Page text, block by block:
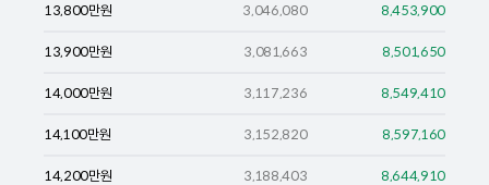
13,800만원 3,046,080 8,453,900
13,900만원 3,081,663 8,501,650
14,000만원 3,117,236 8,549,410
14,100만원 3,152,820 8,597,160
14,200만원 3,188,403 8,644,910